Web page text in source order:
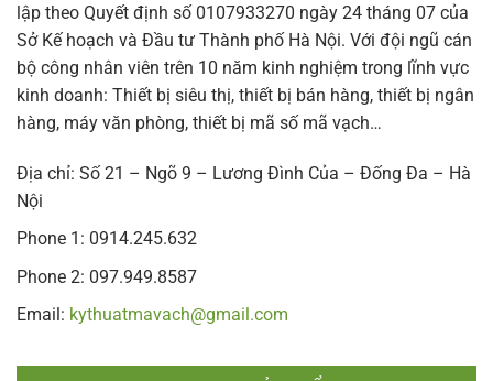
lập theo Quyết định số 0107933270 ngày 24 tháng 07 của
Sở Kế hoạch và Đầu tư Thành phố Hà Nội. Với đội ngũ cán
bộ công nhân viên trên 10 năm kinh nghiệm trong lĩnh vực
kinh doanh: Thiết bị siêu thị, thiết bị bán hàng, thiết bị ngân
hàng, máy văn phòng, thiết bị mã số mã vạch…
Địa chỉ: Số 21 – Ngõ 9 – Lương Đình Của – Đống Đa – Hà
Nội
Phone 1: 0914.245.632
Phone 2: 097.949.8587
Email: kythuatmavach@gmail.com